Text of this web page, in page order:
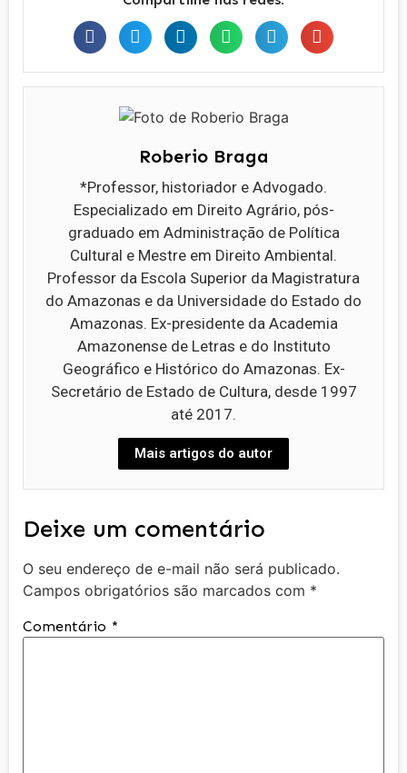
Roberio Braga
*Professor, historiador e Advogado.
Especializado em Direito Agrário, pós-
graduado em Administração de Política
Cultural e Mestre em Direito Ambiental.
Professor da Escola Superior da Magistratura
do Amazonas e da Universidade do Estado do
Amazonas. Ex-presidente da Academia
Amazonense de Letras e do Instituto
Geográfico e Histórico do Amazonas. Ex-
Secretário de Estado de Cultura, desde 1997
até 2017.
Mais artigos do autor
Deixe um comentário
O seu endereço de e-mail não será publicado.
Campos obrigatórios são marcados com *
Comentário *